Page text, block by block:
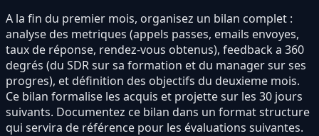
A la fin du premier mois, organisez un bilan complet :
analyse des metriques (appels passes, emails envoyes,
taux de réponse, rendez-vous obtenus), feedback a 360
degrés (du SDR sur sa formation et du manager sur ses
progres), et définition des objectifs du deuxieme mois.
Ce bilan formalise les acquis et projette sur les 30 jours
suivants. Documentez ce bilan dans un format structure
qui servira de référence pour les évaluations suivantes.